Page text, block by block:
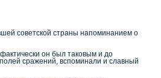
советской страны напоминанием о
он был таковым и до
сражений, вспоминали и славный